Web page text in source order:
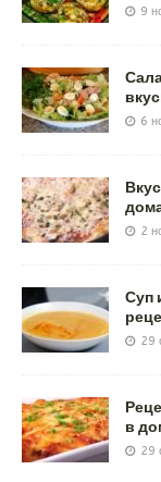
9
6
2
Суп
29
в
29